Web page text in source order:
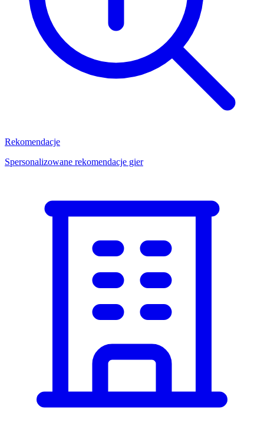
Rekomendacje
Spersonalizowane rekomendacje gier